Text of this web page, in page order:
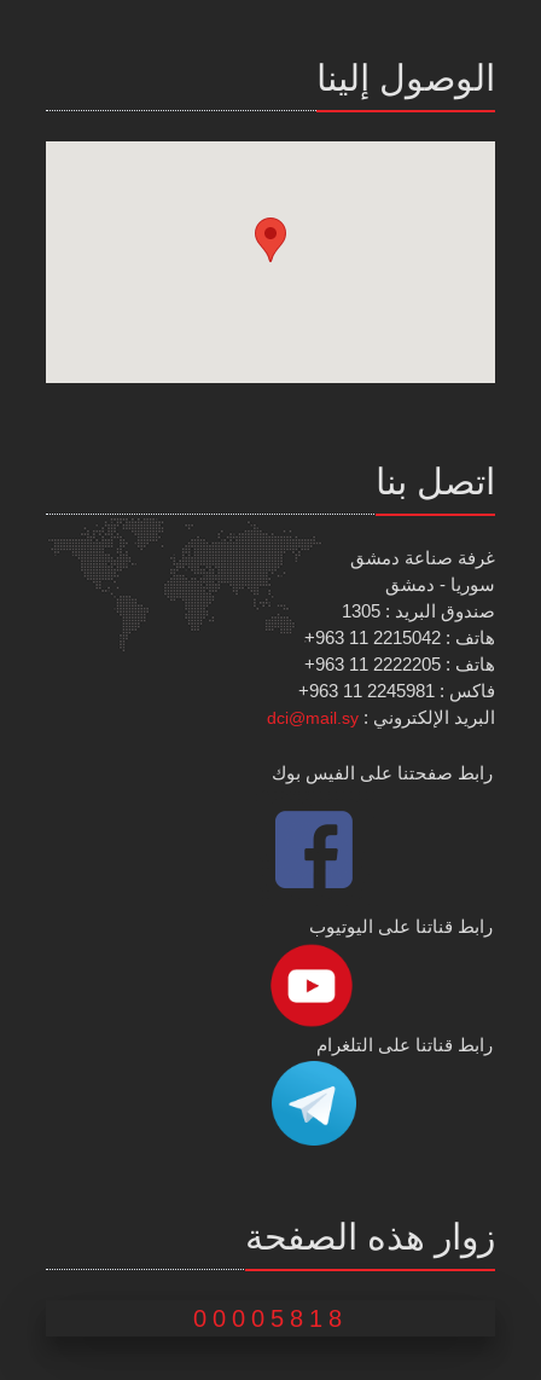
الوصول إلينا
اتصل بنا
غرفة صناعة دمشق
سوريا - دمشق
صندوق البريد : 1305
هاتف : 2215042 11 963+
هاتف : 2222205 11 963+
فاكس : 2245981 11 963+
البريد الإلكتروني :dci@mail.sy
رابط صفحتنا على الفيس بوك
رابط قناتنا على اليوتيوب
رابط قناتنا على التلغرام
زوار هذه الصفحة
00005818